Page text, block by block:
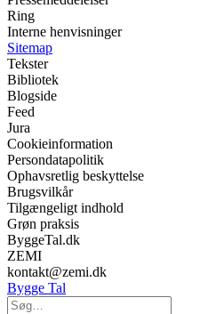
Ring
Interne henvisninger
Sitemap
Tekster
Bibliotek
Blogside
Feed
Jura
Cookieinformation
Persondatapolitik
Ophavsretlig beskyttelse
Brugsvilkår
Tilgængeligt indhold
Grøn praksis
ByggeTal.dk
ZEMI
kontakt@zemi.dk
Bygge Tal